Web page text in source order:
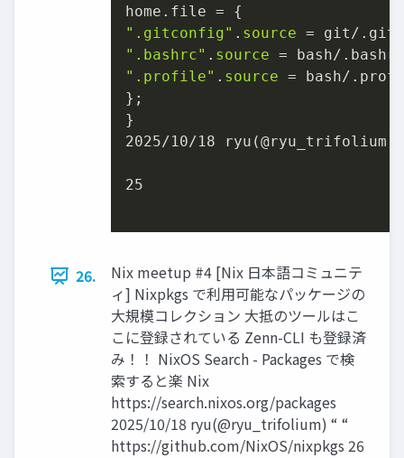
".gitconfig" . source
".bashrc" . source
".profile" . source = bash/
};
}
2025/10/18 ryu(@ryu_trifolium)
25
26.
Nix meetup #4 [Nix 日本語コミュニテ
ィ] Nixpkgs で利用可能なパッケージの
大規模コレクション 大抵のツールはこ
こに登録されている Zenn-CLI も登録済
み！！ NixOS Search - Packages で検
索すると楽 Nix
https://search.nixos.org/packages
2025/10/18 ryu(@ryu_trifolium) “ “
https://github.com/NixOS/nixpkgs 26